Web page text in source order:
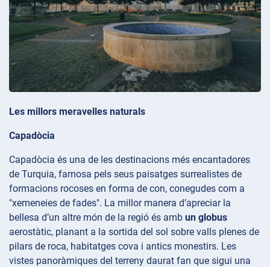
Les millors meravelles naturals
Capadòcia
Capadòcia és una de les destinacions més encantadores
de Turquia, famosa pels seus paisatges surrealistes de
formacions rocoses en forma de con, conegudes com a
"xemeneies de fades". La millor manera d’apreciar la
bellesa d’un altre món de la regió és amb un globus
aerostàtic, planant a la sortida del sol sobre valls plenes de
pilars de roca, habitatges cova i antics monestirs. Les
vistes panoràmiques del terreny daurat fan que sigui una